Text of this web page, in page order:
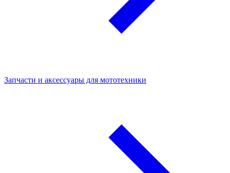
Запчасти и аксессуары для мототехники